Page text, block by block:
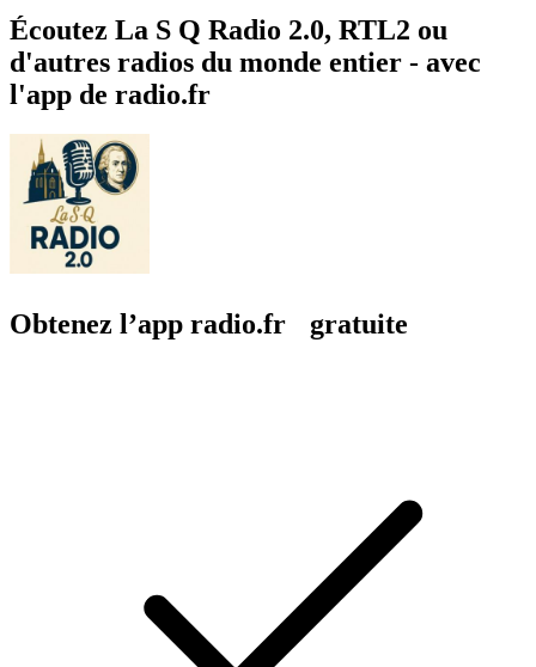
Écoutez La S Q Radio 2.0, RTL2 ou
d'autres radios du monde entier - avec
l'app de radio.fr
Obtenez l’app radio.fr gratuite